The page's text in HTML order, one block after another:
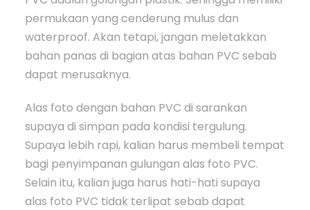
permukaan yang cenderung mulus dan
waterproof. Akan tetapi, jangan meletakkan
bahan panas di bagian atas bahan PVC sebab
dapat merusaknya.
Alas foto dengan bahan PVC di sarankan
supaya di simpan pada kondisi tergulung.
Supaya lebih rapi, kalian harus membeli tempat
bagi penyimpanan gulungan alas foto PVC.
Selain itu, kalian juga harus hati-hati supaya
alas foto PVC tidak terlipat sebab dapat